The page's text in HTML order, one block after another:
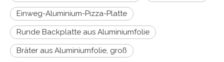
Einweg-Aluminium-Pizza-Platte
Runde Backplatte aus Aluminiumfolie
Bräter aus Aluminiumfolie, groß